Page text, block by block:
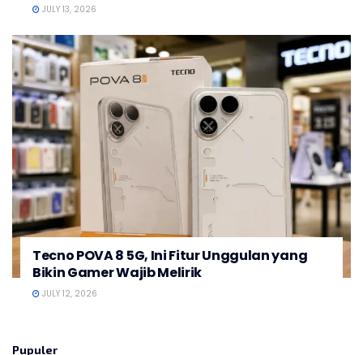
JULY 13, 2026
Tecno POVA 8 5G, Ini Fitur Unggulan yang
Bikin Gamer Wajib Melirik
JULY 12, 2026
Pupuler